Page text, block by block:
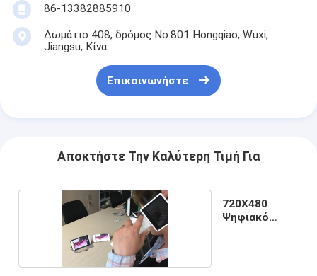
86-13382885910
Δωμάτιο 408, δρόμος No.801 Hongqiao, Wuxi,
Jiangsu, Κίνα
Επικοινωνήστε
Αποκτήστε Την Καλύτερη Τιμή Για
720X480
Ψηφιακό